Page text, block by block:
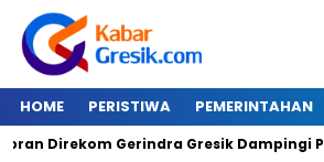
HOME PERISTIWA PEMERINTAHAN
Gerindra Gresik Dampingi Prabowo